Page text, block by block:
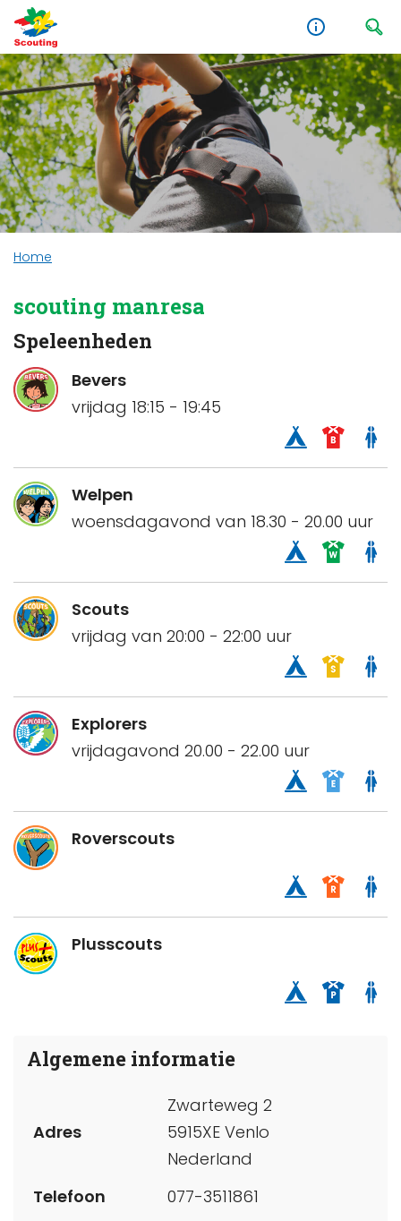
Home
scouting manresa
Speleenheden
Bevers
vrijdag 18:15 - 19:45
Welpen
woensdagavond van 18.30 - 20.00 uur
Scouts
vrijdag van 20:00 - 22:00 uur
Explorers
vrijdagavond 20.00 - 22.00 uur
Roverscouts
Plusscouts
Algemene informatie
Adres
Zwarteweg 2
5915XE Venlo
Nederland
Telefoon
077-3511861